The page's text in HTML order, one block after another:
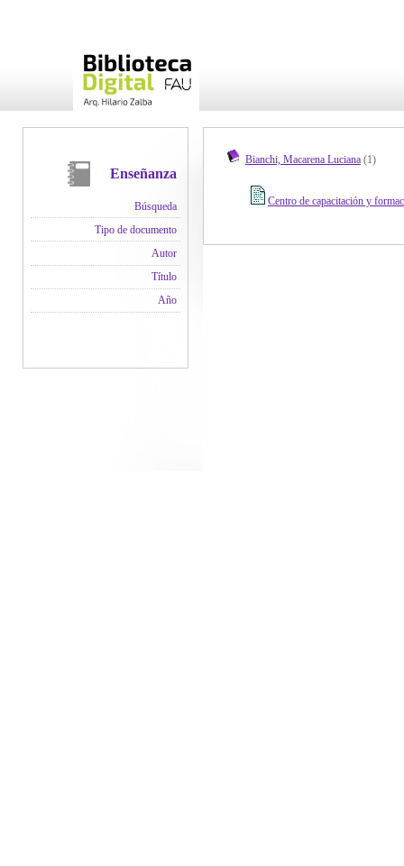
Enseñanza
Búsqueda
Tipo de documento
Autor
Título
Año
Bianchi, Macarena Luciana(1)
Centro de capacitación y